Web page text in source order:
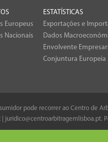
Europeus
Nacionais
ESTATÍSTICAS
Exportações e
Dados
Envolvente
Conjuntura Europeia
pode recorrer ao Centro de
juridico@centroarbitragemlisboa.pt.